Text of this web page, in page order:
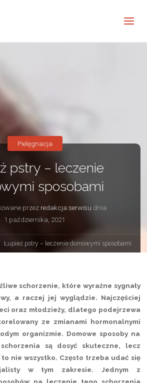
pstry – leczenie
sposobami
przez redakcja serwisu dnia
1 października, 2021
Pielęgnacja
Łupież pstry – leczenie domowymi sposobami
schorzenie, które wyraźne sygnały
a raczej jej wyglądzie. Najczęściej
oraz młodzieży, dlatego podejrzewa
ze zmianami hormonalnymi
organizmie. Domowe sposoby na
są dosyć skuteczne, lecz
nie wszystko. Często trzeba udać się
w tym zakresie. Jednym z